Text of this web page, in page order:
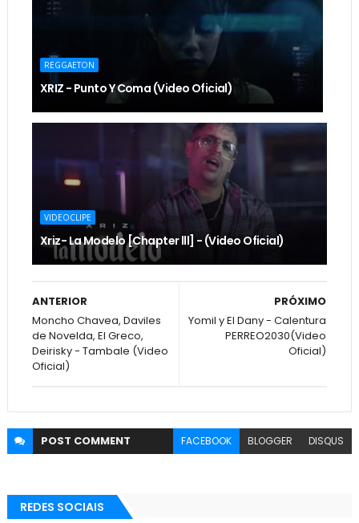
REGGAETON
XRIZ - Punto Y Coma (Video Oficial)
VIDEOCLIPE
Xriz- La Modelo [Chapter lll] - (Video Oficial)
PRÓXIMO
Yomil y El Dany - Calentura
PERREO2030(Video
Oficial)
ANTERIOR
Moncho Chavea, Daviles
de Novelda, El Greco,
Deirisky - Tambale (Video
Oficial)
POST COMMENT FACEBOOK BLOGGER DISQUS
REDES SOCIAIS